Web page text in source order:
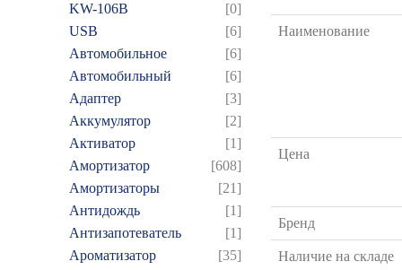
KW-106B
[0]
USB
[6]
Автомобильное
[6]
Автомобильный
[6]
Адаптер
[3]
Аккумулятор
[2]
Активатор
[1]
Амортизатор
[608]
Амортизаторы
[21]
Антидождь
[1]
Антизапотеватель
[1]
Ароматизатор
[35]
Наименование
Цена
Бренд
Наличие на складе